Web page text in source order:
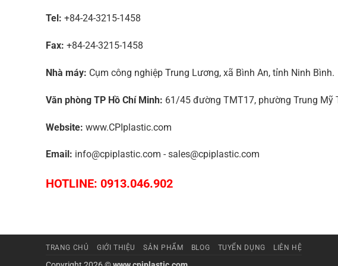
Tel: +84-24-3215-1458
Fax: +84-24-3215-1458
Nhà máy: Cụm công nghiệp Trung Lương, xã Bình An, tỉnh Ninh Bình.
Văn phòng TP Hồ Chí Minh: 61/45 đường TMT17, phường Trung Mỹ
Website: www.CPIplastic.com
Email: info@cpiplastic.com - sales@cpiplastic.com
HOTLINE: 0913.046.902
TRANG CHỦ GIỚI THIỆU SẢN PHẨM BLOG TUYỂN DỤNG LIÊN HỆ